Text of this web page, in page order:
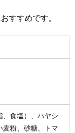
すすめです。
、食塩）、ハヤシ
麦粉、砂糖、トマ